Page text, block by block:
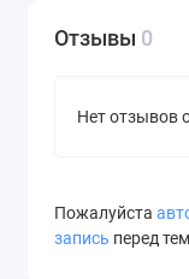
Отзывы 0
Нет отзывов
Пожалуйста
запись перед